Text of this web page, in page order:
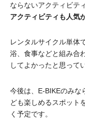
ならないアクティビテ
アクティビティも人気
レンタルサイクル単体
浴、食事などと組み合
してよかったと思って
今後は、E-BIKEのみな
ども楽しめるスポット
く予定です。